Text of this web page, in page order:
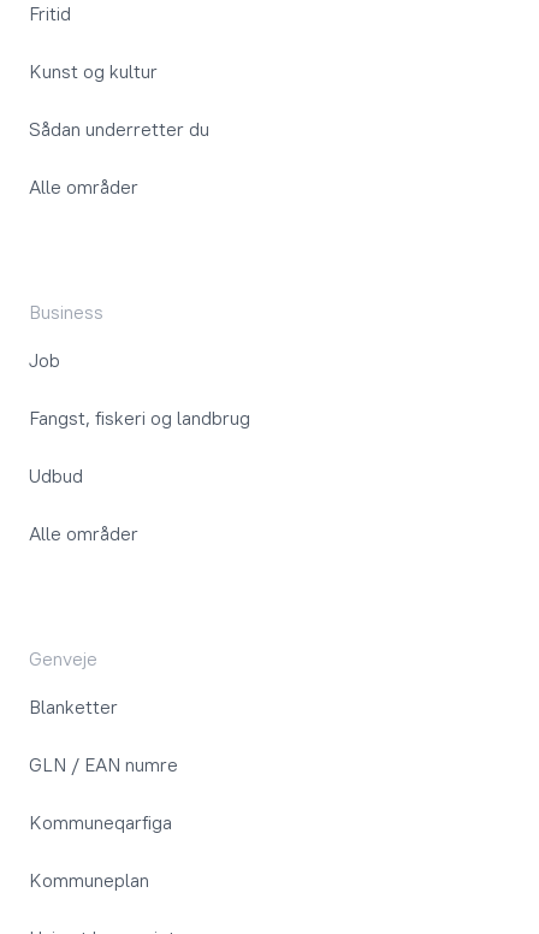
Fritid
Kunst og kultur
Sådan underretter du
Alle områder
Business
Job
Fangst, fiskeri og landbrug
Udbud
Alle områder
Genveje
Blanketter
GLN / EAN numre
Kommuneqarfiga
Kommuneplan